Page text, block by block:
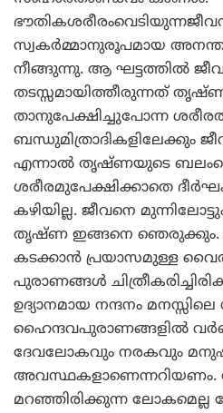
സ്വകര്‍മ്മാനുരൂപമായ
നീങ്ങുന്നു. ആ ഘട്ടത്തില്‍
തടസ്സമായിത്തീരുന്നത്
താനുപേക്ഷിച്ചുപോന്ന
ബന്ധുമിത്രാദികളിലേക്കും
എന്നാല്‍ തൃഷ്ണയുടെ
ശരീരമുപേക്ഷിക്കാതെ
കഴിയില്ല. ജീവനെ
തൃഷ്ണ ഇങ്ങനെ ഞെരുക്കും.
കടക്കാന്‍ പ്രയാസമുള്ള
പുരാണങ്ങള്‍
ഉദ്യാനമായ നന്ദനം
ഹൈന്ദവപുരാണങ്ങളില്‍
ദേവലോകവും നരകവും
മറഞ്ഞിരിക്കുന്ന ലോകമെല്ല